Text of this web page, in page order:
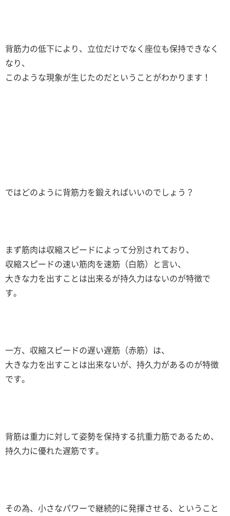
背筋力の低下により、立位だけでなく座位も保持できなく
なり、
このような現象が生じたのだということがわかります！
ではどのように背筋力を鍛えればいいのでしょう？
まず筋肉は収縮スピードによって分別されており、
収縮スピードの速い筋肉を速筋（白筋）と言い、
大きな力を出すことは出来るが持久力はないのが特徴で
す。
一方、収縮スピードの遅い遅筋（赤筋）は、
大きな力を出すことは出来ないが、持久力があるのが特徴
です。
背筋は重力に対して姿勢を保持する抗重力筋であるため、
持久力に優れた遅筋です。
その為、小さなパワーで継続的に発揮させる、ということ